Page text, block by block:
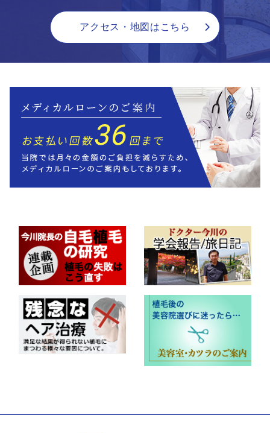
アクセス・地図はこちら